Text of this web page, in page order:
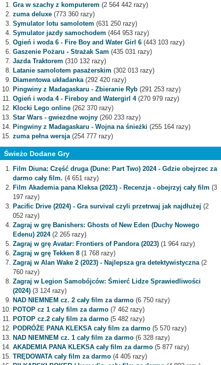
Gra w szachy z komputerem (2 564 442 razy)
zuma deluxe (773 360 razy)
Symulator lotu samolotem (631 250 razy)
Symulator jazdy samochodem (464 953 razy)
Ogień i woda 6 - Fire Boy and Water Girl 6 (443 103 razy)
Gaszenie Pożaru - Strażak Sam (435 031 razy)
Jazda Traktorem (310 132 razy)
Latanie samolotem pasażerskim (302 013 razy)
Diamentowa układanka(292 420 razy)
Pingwiny z Madagaskaru - Zbieranie Ryb (291 253 razy)
Ogień i woda 4 - Fireboy and Watergirl 4(270 979 razy)
Klocki Lego online (262 370 razy)
Star Wars - gwiezdne wojny (260 233 razy)
Pingwiny z Madagaskaru - Wojna na śnieżki (255 164 razy)
zuma pełna wersja(254 777 razy)
Świeżo Dodane Gry
Film Diuna: Część druga (Dune: Part Two) 2024 - Gdzie obejrzec za
darmo cały film. (4 651 razy)
Film Akademia pana Kleksa (2023) - Recenzja - obejrzyj cały film (3
197 razy)
Pacific Drive (2024) - Gra survival czyli przetrwaj jak najdłużej (2
052 razy)
Zagraj w grę Banishers: Ghosts of New Eden (Duchy Nowego
Edenu) 2024(2 265 razy)
Zagraj w grę Avatar: Frontiers of Pandora (2023) (1 964 razy)
Zagraj w grę Tekken 8 (1 768 razy)
Zagraj w Alan Wake 2 (2023) - Najlepsza gra detektywistyczna(2
760 razy)
Zagraj w Legion Samobójców: Śmierć Lidze Sprawiedliwości
(2024) (3 124 razy)
NAD NIEMNEM cz. 2 cały film za darmo (6 750 razy)
POTOP cz 1 cały film za darmo (7 462 razy)
POTOP cz.2 cały film za darmo (5 482 razy)
PODRÓŻE PANA KLEKSA cały film za darmo (5 570 razy)
NAD NIEMNEM cz. 1 cały film za darmo (6 328 razy)
AKADEMIA PANA KLEKSA cały film za darmo (5 877 razy)
TRĘDOWATA cały film za darmo (4 405 razy)